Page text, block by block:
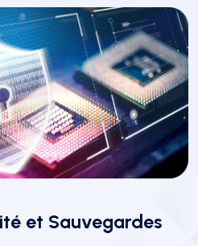
et Sauvegardes